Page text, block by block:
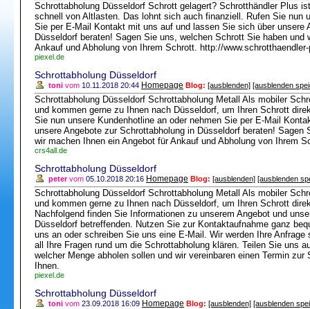
Schrottabholung Düsseldorf Schrott gelagert? Schrotthändler Plus
schnell von Altlasten. Das lohnt sich auch finanziell. Rufen Sie nun
Sie per E-Mail Kontakt mit uns auf und lassen Sie sich über unsere
Düsseldorf beraten! Sagen Sie uns, welchen Schrott Sie haben und
Ankauf und Abholung von Ihrem Schrott. http://
piexel.de
Schrottabholung Düsseldorf
toni vom 10.11.2018 20:44 Homepage Blog: [ausblenden] [ausblenden
Schrottabholung Düsseldorf Schrottabholung Metall Als mobiler
und kommen gerne zu Ihnen nach Düsseldorf, um Ihren Schrott
Sie nun unsere Kundenhotline an oder nehmen Sie per E-Mail
unsere Angebote zur Schrottabholung in Düsseldorf beraten!
wir machen Ihnen ein Angebot für Ankauf und Abholung von Ihrem
crs4all.de
Schrottabholung Düsseldorf
petervom 05.10.2018 20:16 Homepage Blog: [ausblenden] [ausblenden
Schrottabholung Düsseldorf Schrottabholung Metall Als mobiler
und kommen gerne zu Ihnen nach Düsseldorf, um Ihren Schrott
Nachfolgend finden Sie Informationen zu unserem Angebot und
Düsseldorf betreffenden. Nutzen Sie zur Kontaktaufnahme ganz
uns an oder schreiben Sie uns eine E-Mail. Wir werden Ihre
all Ihre Fragen rund um die Schrottabholung klären. Teilen Sie uns
welcher Menge abholen sollen und wir vereinbaren einen Termin
Ihnen.
piexel.de
Schrottabholung Düsseldorf
toni vom 23.09.2018 16:09 Homepage Blog: [ausblenden] [ausblenden